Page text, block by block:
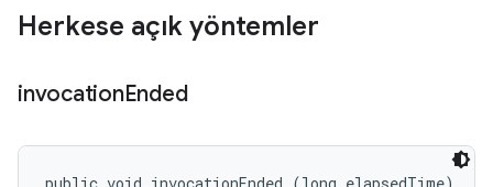
Herkese açık yöntemler
invocationEnded